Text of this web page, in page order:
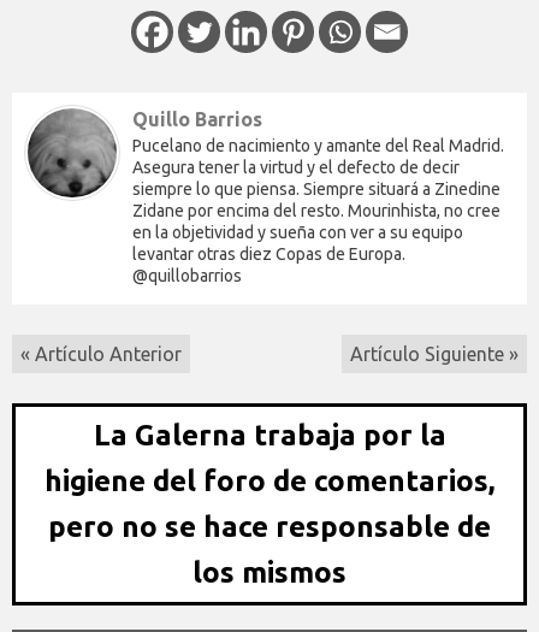
Quillo Barrios
Pucelano de nacimiento y amante del Real Madrid.
Asegura tener la virtud y el defecto de decir
siempre lo que piensa. Siempre situará a Zinedine
Zidane por encima del resto. Mourinhista, no cree
en la objetividad y sueña con ver a su equipo
levantar otras diez Copas de Europa.
@quillobarrios
« Artículo Anterior Artículo Siguiente »
La Galerna trabaja por la
higiene del foro de comentarios,
pero no se hace responsable de
los mismos